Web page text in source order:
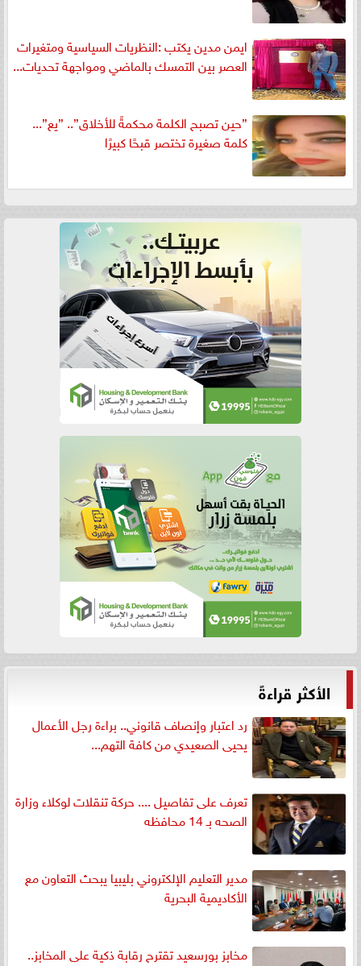
ايمن مدين يكتب :النظريات السياسية ومتغيرات
العصر بين التمسك بالماضي ومواجهة تحديات...
”حين تصبح الكلمة محكمةً للأخلاق”.. ”يع”...
كلمة صغيرة تختصر قبحًا كبيرًا
الأكثر قراءةً
رد اعتبار وإنصاف قانوني.. براءة رجل الأعمال
يحيى الصعيدي من كافة التهم...
تعرف على تفاصيل .... حركة تنقلات لوكلاء وزارة
الصحه بـ 14 محافظه
مدير التعليم الإلكتروني بليبيا يبحث التعاون مع
الأكاديمية البحرية
مخابز بورسعيد تقترح رقابة ذكية على المخابز..